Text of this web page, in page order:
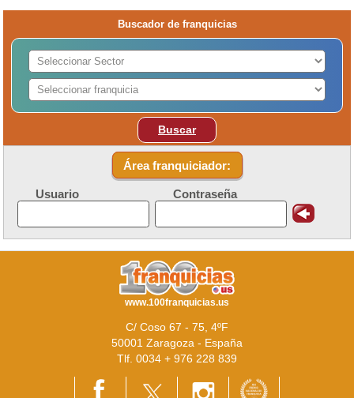
Buscador de franquicias
Buscar
Área franquiciador:
Usuario Contraseña
www.100franquicias.us
C/ Coso 67 - 75, 4ºF
50001 Zaragoza - España
Tlf. 0034 + 976 228 839